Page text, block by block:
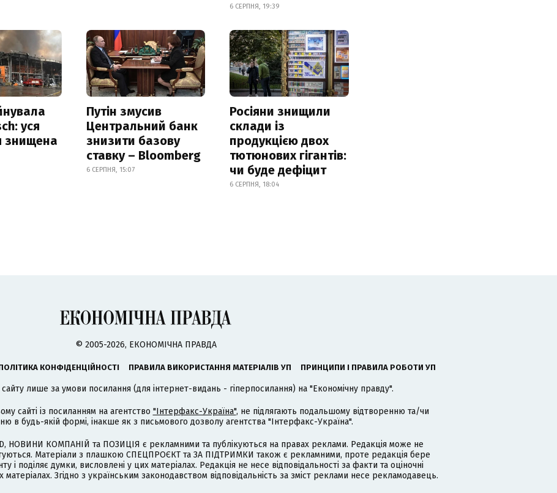
6 СЕРПНЯ, 19:39
уся
знищена
Путін змусив
Центральний банк
знизити базову
ставку – Bloomberg
6 СЕРПНЯ, 15:07
Росіяни знищили
склади із
продукцією двох
тютюнових гігантів:
чи буде дефіцит
6 СЕРПНЯ, 18:04
© 2005-2026, ЕКОНОМІЧНА ПРАВДА
КОНФІДЕНЦІЙНОСТІ ПРАВИЛА ВИКОРИСТАННЯ МАТЕРІАЛІВ УП ПРИНЦИПИ І ПРАВИЛА РОБОТИ УП
сайту лише за умови посилання (для інтернет-видань - гіперпосилання) на "Економічну правду".
сайті із посиланням на агентство "Інтерфакс-Україна", не підлягають подальшому відтворенню та/чи
в будь-якій формі, інакше як з письмового дозволу агентства "Інтерфакс-Україна".
НОВИНИ КОМПАНІЙ та ПОЗИЦІЯ є рекламними та публікуються на правах реклами. Редакція може не
Матеріали з плашкою СПЕЦПРОЄКТ та ЗА ПІДТРИМКИ також є рекламними, проте редакція бере
і поділяє думки, висловлені у цих матеріалах. Редакція не несе відповідальності за факти та оціночні
Згідно з українським законодавством відповідальність за зміст реклами несе рекламодавець.